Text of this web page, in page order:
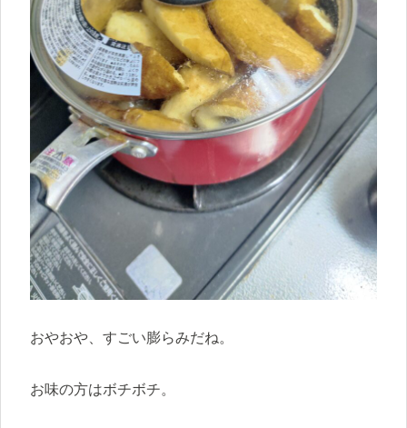
おやおや、すごい膨らみだね。
お味の方はボチボチ。